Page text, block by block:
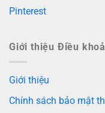
Pinterest
Giới thiệu Điều
Giới thiệu
Chính sách bảo mật